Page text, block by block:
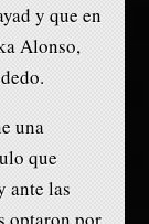
y que en
Alonso,
una
que
ante las
optaron por